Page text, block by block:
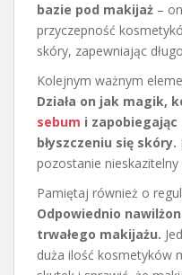
bazie pod makijaż –
przyczepność
skóry, zapewniając
Kolejnym ważnym
Działa on jak magik,
sebum i
błyszczeniu się skóry.
pozostanie
Pamiętaj również o
Odpowiednio
trwałego makijażu.
duża ilość kosmetyków